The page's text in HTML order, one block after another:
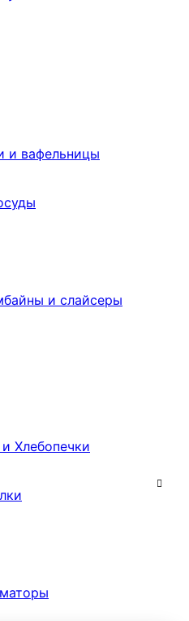
и вафельницы
и слайсеры
Хлебопечки